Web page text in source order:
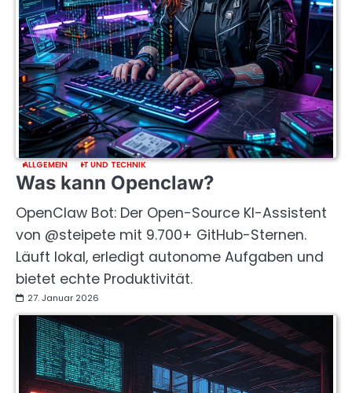
ALLGEMEIN IT UND TECHNIK
Was kann Openclaw?
OpenClaw Bot: Der Open-Source KI-Assistent
von @steipete mit 9.700+ GitHub-Sternen.
Läuft lokal, erledigt autonome Aufgaben und
bietet echte Produktivität.
27. Januar 2026